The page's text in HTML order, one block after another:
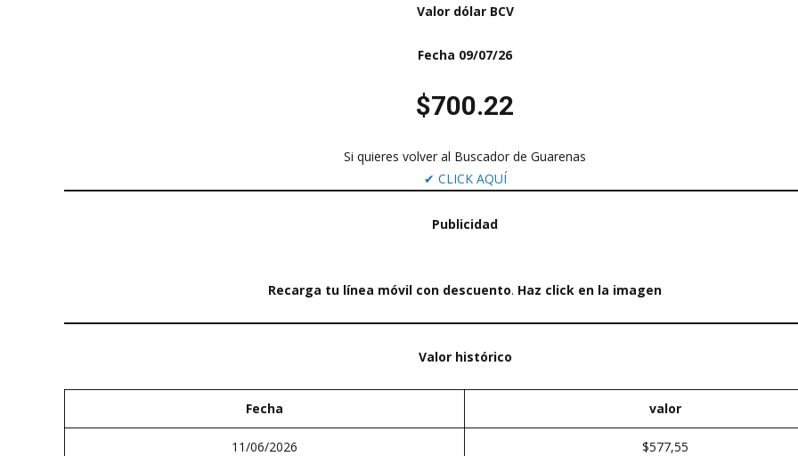
Valor dólar BCV
Fecha 09/07/26
$700.22
Si quieres volver al Buscador de Guarenas
✔ CLICK AQUÍ
Publicidad
Recarga tu línea móvil con descuento. Haz click en la imagen
Valor histórico
Fecha valor
11/06/2026 $577,55